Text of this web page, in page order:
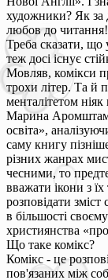
художники? Як за
любов до читання!
Треба сказати, що
теж досі існує
Мовляв, комікси
трохи літер. Та й
менталітетом
Марина Аромштам,
освіта»,
саму книгу
різних жанрах
чесними, то
вважати ікони з
розповідати
в більшості
християнства
Що таке комікс?
Комікс - це
пов'язаних між